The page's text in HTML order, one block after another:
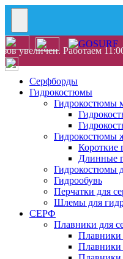
увеличен. Работаем
Серфборды
Гидрокостюмы
Гидрокостюмы
Гидрокостюмы
Короткие
Длинные
Гидрокостюмы
Гидрообувь
Перчатки для
Шлемы для
СЕРФ
Плавники для
Плавники
Плавники